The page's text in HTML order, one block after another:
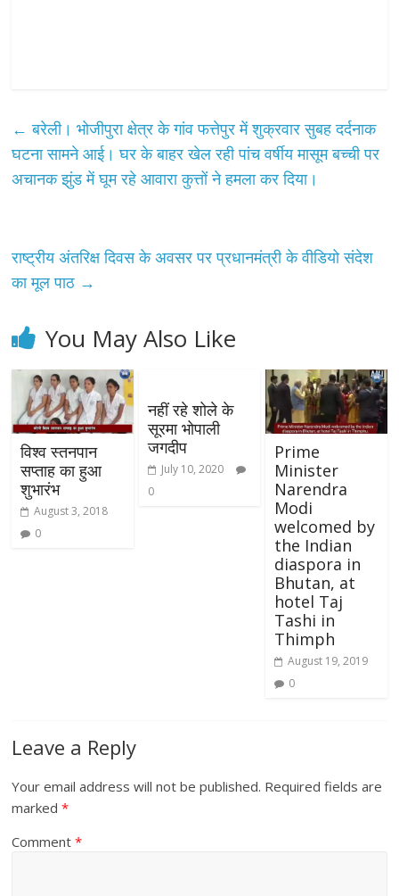
← बरेली। भोजीपुरा क्षेत्र के गांव फत्तेपुर में शुक्रवार सुबह दर्दनाक
घटना सामने आई। घर के बाहर खेल रही पांच वर्षीय मासूम बच्ची पर
अचानक झुंड में घूम रहे आवारा कुत्तों ने हमला कर दिया।
राष्ट्रीय अंतरिक्ष दिवस के अवसर पर प्रधानमंत्री के वीडियो संदेश
का मूल पाठ →
You May Also Like
विश्व स्तनपान
सप्ताह का हुआ
शुभारंभ
August 3, 2018
0
नहीं रहे शोले के
सूरमा भोपाली
जगदीप
July 10, 2020
0
Prime
Minister
Narendra
Modi
welcomed by
the Indian
diaspora in
Bhutan, at
hotel Taj
Tashi in
Thimph
August 19, 2019
0
Leave a Reply
Your email address will not be published. Required fields are
marked*
Comment*